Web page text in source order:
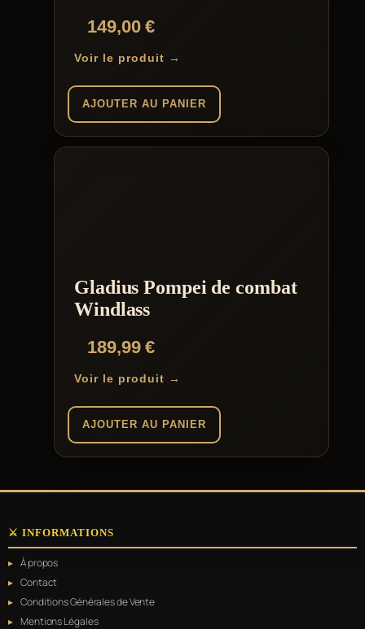
149,00€
Voir le produit →
AJOUTER AU PANIER
Gladius Pompei de combat
Windlass
189,99€
Voir le produit →
AJOUTER AU PANIER
⚔️ INFORMATIONS
À propos
Contact
Conditions Générales de Vente
Mentions Légales